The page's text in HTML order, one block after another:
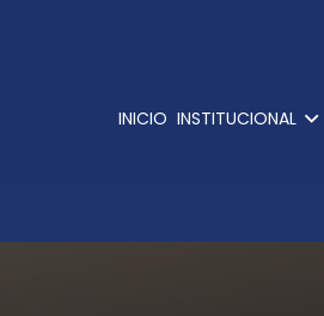
INICIO INSTITUCIONAL